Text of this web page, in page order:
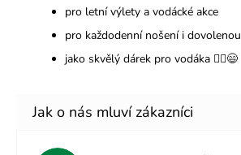
pro letní výlety a vodácké akce
pro každodenní nošení i dovolenou
jako skvělý dárek pro vodáka 🚣‍♂️😄